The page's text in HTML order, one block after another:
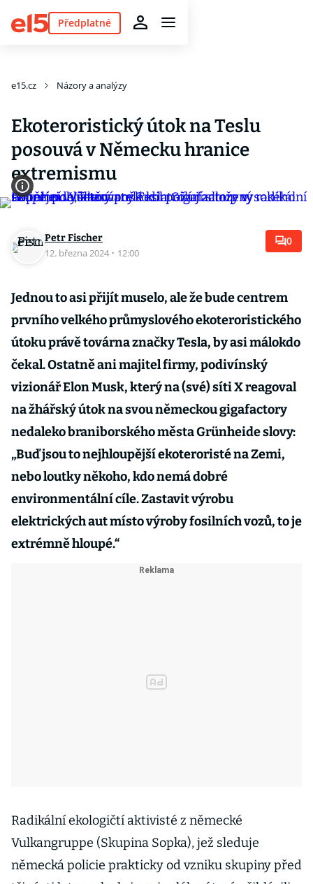
Předplatné
e15.cz Názory a analýzy
Ekoteroristický útok na Teslu
posouvá v Německu hranice
extremismu
Petr Fischer
12. března 2024 · 12:00
0
Jednou to asi přijít muselo, ale že bude centrem
prvního velkého průmyslového ekoteroristického
útoku právě továrna značky Tesla, by asi málokdo
čekal. Ostatně ani majitel firmy, podivínský
vizionář Elon Musk, který na (své) síti X reagoval
na žhářský útok na svou německou gigafactory
nedaleko braniborského města Grünheide slovy:
„Buď jsou to nejhloupější ekoteroristé na Zemi,
nebo loutky někoho, kdo nemá dobré
environmentální cíle. Zastavit výrobu
elektrických aut místo výroby fosilních vozů, to je
extrémně hloupé.“
Radikální ekologičtí aktivisté z německé
Vulkangruppe (Skupina Sopka), jež sleduje
německá policie prakticky od vzniku skupiny před